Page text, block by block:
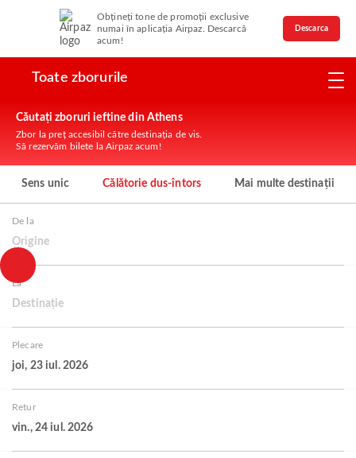
Obțineți tone de promoții exclusive
numai în aplicația Airpaz. Descarcă
acum!
Descarca
Toate zborurile
Căutați zboruri ieftine din Athens
Zbor la preț accesibil către destinația de vis.
Să rezervăm bilete la Airpaz acum!
Sens unic Călătorie dus-întors Mai multe destinații
De la
Origine
La
Destinație
Plecare
joi, 23 iul. 2026
Retur
vin., 24 iul. 2026